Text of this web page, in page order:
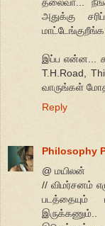
அதுக்கு
இப்ப என்ன...
T.H.Road,
வாருங்கள்
Reply
Philosophy
@ மயிலன்
// விமர்சனம்
இருக்கணும்..